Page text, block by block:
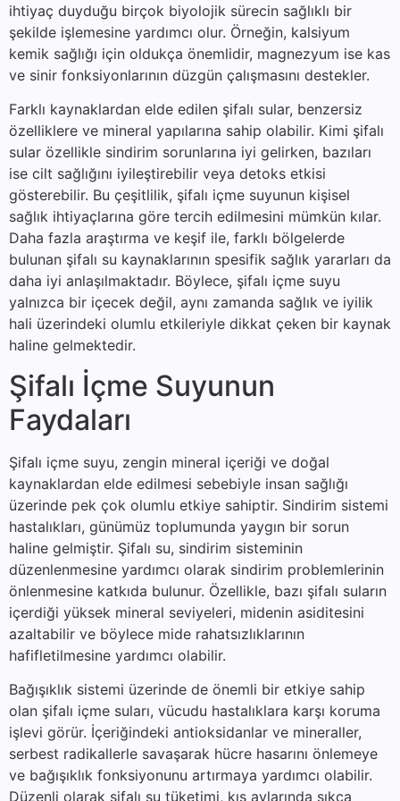
ihtiyaç duyduğu birçok biyolojik sürecin sağlıklı bir
şekilde işlemesine yardımcı olur. Örneğin, kalsiyum
kemik sağlığı için oldukça önemlidir, magnezyum ise kas
ve sinir fonksiyonlarının düzgün çalışmasını destekler.
Farklı kaynaklardan elde edilen şifalı sular, benzersiz
özelliklere ve mineral yapılarına sahip olabilir. Kimi şifalı
sular özellikle sindirim sorunlarına iyi gelirken, bazıları
ise cilt sağlığını iyileştirebilir veya detoks etkisi
gösterebilir. Bu çeşitlilik, şifalı içme suyunun kişisel
sağlık ihtiyaçlarına göre tercih edilmesini mümkün kılar.
Daha fazla araştırma ve keşif ile, farklı bölgelerde
bulunan şifalı su kaynaklarının spesifik sağlık yararları da
daha iyi anlaşılmaktadır. Böylece, şifalı içme suyu
yalnızca bir içecek değil, aynı zamanda sağlık ve iyilik
hali üzerindeki olumlu etkileriyle dikkat çeken bir kaynak
haline gelmektedir.
Şifalı İçme Suyunun
Faydaları
Şifalı içme suyu, zengin mineral içeriği ve doğal
kaynaklardan elde edilmesi sebebiyle insan sağlığı
üzerinde pek çok olumlu etkiye sahiptir. Sindirim sistemi
hastalıkları, günümüz toplumunda yaygın bir sorun
haline gelmiştir. Şifalı su, sindirim sisteminin
düzenlenmesine yardımcı olarak sindirim problemlerinin
önlenmesine katkıda bulunur. Özellikle, bazı şifalı suların
içerdiği yüksek mineral seviyeleri, midenin asiditesini
azaltabilir ve böylece mide rahatsızlıklarının
hafifletilmesine yardımcı olabilir.
Bağışıklık sistemi üzerinde de önemli bir etkiye sahip
olan şifalı içme suları, vücudu hastalıklara karşı koruma
işlevi görür. İçeriğindeki antioksidanlar ve mineraller,
serbest radikallerle savaşarak hücre hasarını önlemeye
ve bağışıklık fonksiyonunu artırmaya yardımcı olabilir.
Düzenli olarak şifalı su tüketimi, kış aylarında sıkça